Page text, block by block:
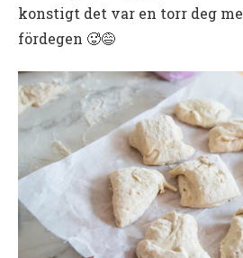
konstigt det var en torr deg
fördegen 🥵😅